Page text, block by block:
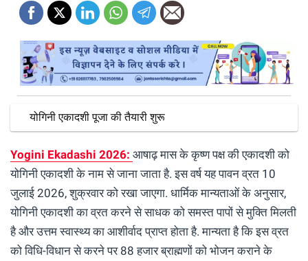
योगिनी एकादशी पूजा की तैयारी शुरू
Yogini Ekadashi 2026: आषाढ़ मास के कृष्ण पक्ष की एकादशी को
योगिनी एकादशी के नाम से जाना जाता है. इस वर्ष यह पावन व्रत 10
जुलाई 2026, शुक्रवार को रखा जाएगा. धार्मिक मान्यताओं के अनुसार,
योगिनी एकादशी का व्रत करने से साधक को समस्त पापों से मुक्ति मिलती
है और उत्तम स्वास्थ्य का आशीर्वाद प्राप्त होता है. मान्यता है कि इस व्रत
को विधि-विधान से करने पर 88 हजार ब्राह्मणों को भोजन कराने के